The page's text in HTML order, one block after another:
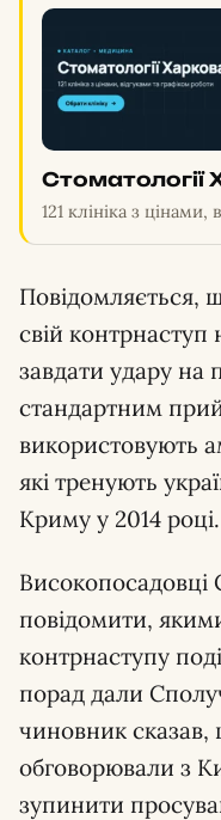
Стоматології
121 клініка з
Повідомляється,
свій контрнаступ
завдати удару на
стандартним
використовують
які тренують
Криму у 2014 році.
повідомити,
контрнаступу
порад дали
чиновник сказав,
обговорювали з
зупинити